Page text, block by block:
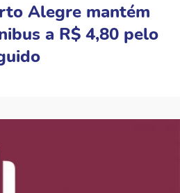
Alegre mantém
a R$ 4,80 pelo